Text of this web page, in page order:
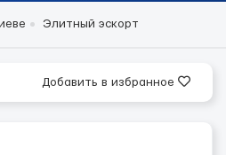
Элитный эскорт
Добавить в избранное